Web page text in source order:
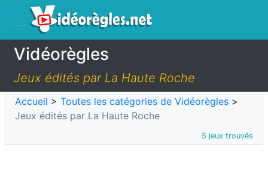
Vidéorègles
Jeux édités par La Haute Roche
Accueil > Toutes les catégories de Vidéorègles >
Jeux édités par La Haute Roche
5 jeux trouvés